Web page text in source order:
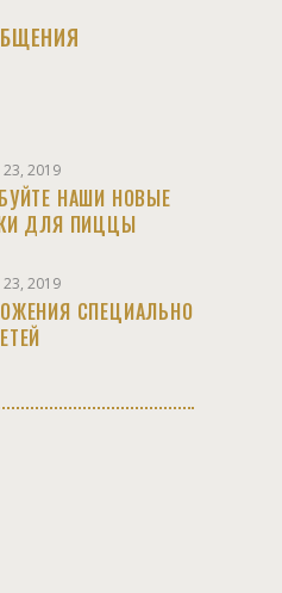
2019
НАШИ НОВЫЕ
ДЛЯ ПИЦЦЫ
2019
СПЕЦИАЛЬНО